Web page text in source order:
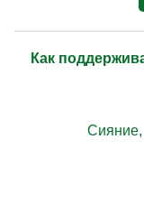
Как
Сияние,